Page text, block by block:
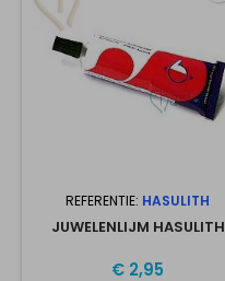
REFERENTIE: HASULITH
JUWELENLIJM HASULITH
€ 2,95